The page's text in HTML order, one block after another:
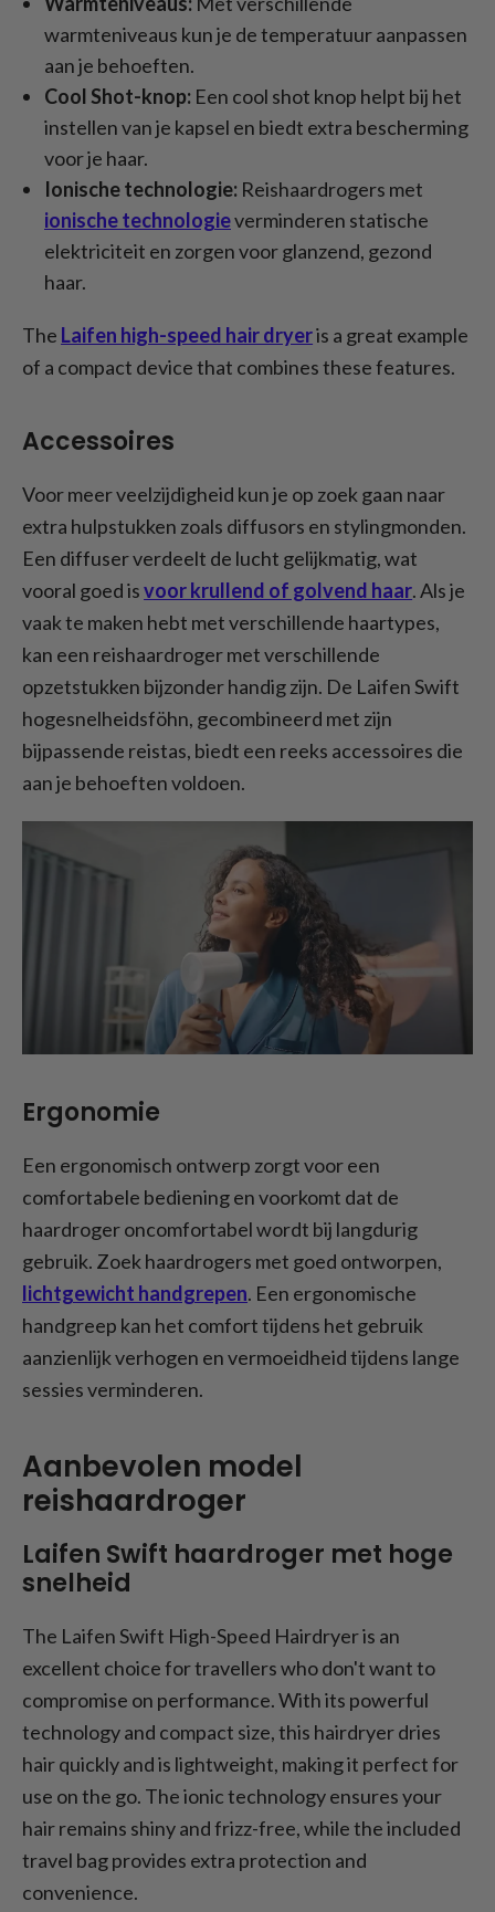
warmteniveaus kun je de temperatuur aanpassen
aan je behoeften.
Cool Shot-knop: Een cool shot knop helpt bij het
instellen van je kapsel en biedt extra bescherming
voor je haar.
Ionische technologie: Reishaardrogers met
ionische technologieverminderen statische
elektriciteit en zorgen voor glanzend, gezond
haar.
The Laifen high-speed hair dryeris a great example
of a compact device that combines these features.
Accessoires
Voor meer veelzijdigheid kun je op zoek gaan naar
extra hulpstukken zoals diffusors en stylingmonden.
Een diffuser verdeelt de lucht gelijkmatig, wat
vooral goed isvoor krullend of golvend haar. Als je
vaak te maken hebt met verschillende haartypes,
kan een reishaardroger met verschillende
opzetstukken bijzonder handig zijn. De Laifen Swift
hogesnelheidsföhn, gecombineerd met zijn
bijpassende reistas, biedt een reeks accessoires die
aan je behoeften voldoen.
Ergonomie
Een ergonomisch ontwerp zorgt voor een
comfortabele bediening en voorkomt dat de
haardroger oncomfortabel wordt bij langdurig
gebruik. Zoek haardrogers met goed ontworpen,
lichtgewicht handgrepen. Een ergonomische
handgreep kan het comfort tijdens het gebruik
aanzienlijk verhogen en vermoeidheid tijdens lange
sessies verminderen.
Aanbevolen model
reishaardroger
Laifen Swift haardroger met hoge
snelheid
The Laifen Swift High-Speed Hairdryer is an
excellent choice for travellers who don't want to
compromise on performance. With its powerful
technology and compact size, this hairdryer dries
hair quickly and is lightweight, making it perfect for
use on the go. The ionic technology ensures your
hair remains shiny and frizz-free, while the included
travel bag provides extra protection and
convenience.